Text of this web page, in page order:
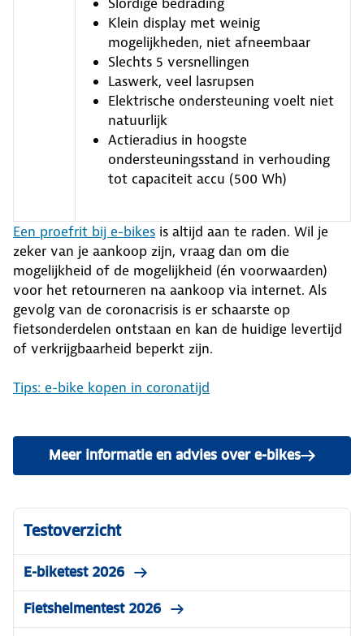
Slordige bedrading
Klein display met weinig
mogelijkheden, niet afneembaar
Slechts 5 versnellingen
Laswerk, veel lasrupsen
Elektrische ondersteuning voelt niet
natuurlijk
Actieradius in hoogste
ondersteuningsstand in verhouding
tot capaciteit accu (500 Wh)
Een proefrit bij e-bikes is altijd aan te raden. Wil je
zeker van je aankoop zijn, vraag dan om die
mogelijkheid of de mogelijkheid (én voorwaarden)
voor het retourneren na aankoop via internet. Als
gevolg van de coronacrisis is er schaarste op
fietsonderdelen ontstaan en kan de huidige levertijd
of verkrijgbaarheid beperkt zijn.
Tips: e-bike kopen in coronatijd
Meer informatie en advies over e-bikes
Testoverzicht
E-biketest 2026
Fietshelmentest 2026